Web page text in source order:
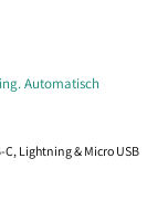
Automatisch
Lightning & Micro USB